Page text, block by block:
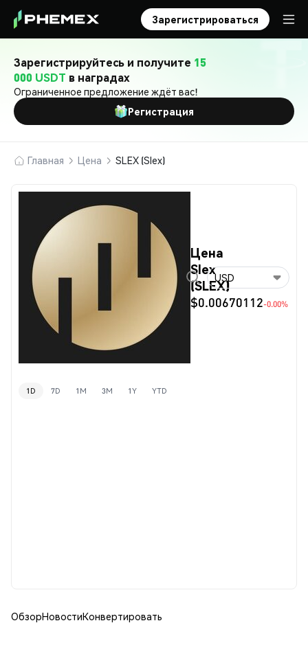
Зарегистрироваться
Зарегистрируйтесь и получите 15
000 USDT в наградах
Ограниченное предложение ждёт вас!
Регистрация
Главная Цена SLEX (Slex)
Цена
Slex
(SLEX)
$0.00670112-0.00%
USD
1D 7D 1M 3M 1Y YTD
ОбзорНовостиКонвертировать